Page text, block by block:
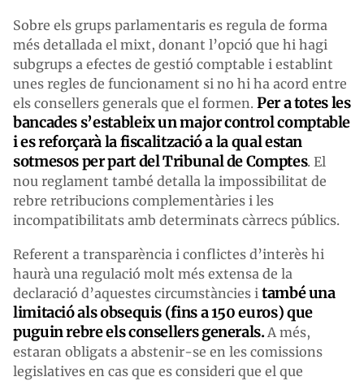
Sobre els grups parlamentaris es regula de forma
més detallada el mixt, donant l’opció que hi hagi
subgrups a efectes de gestió comptable i establint
unes regles de funcionament si no hi ha acord entre
els consellers generals que el formen. Per a totes les
bancadess’estableixun major control comptable
i es reforçarà la fiscalització a la qual estan
sotmesos per part del Tribunal de Comptes. El
nou reglament també detalla la impossibilitat de
rebre retribucions complementàries i les
incompatibilitats amb determinats càrrecs públics.
Referent a transparència i conflictes d’interès hi
haurà una regulació molt més extensa de la
declaració d’aquestes circumstàncies i també una
limitació als obsequis (fins a 150euros)que
puguin rebre els consellers generals.A més,
estaran obligats a abstenir-se en les comissions
legislatives en cas que es consideri que el que